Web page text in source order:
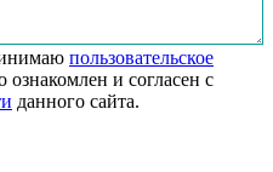
пользовательское
и согласен с
данного сайта.